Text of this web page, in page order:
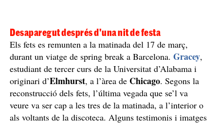
Desaparegut després d'una nit de festa
Els fets es remunten a la matinada del 17 de març,
durant un viatge de spring break a Barcelona. Gracey,
estudiant de tercer curs de la Universitat d’Alabama i
originari d’Elmhurst, a l’àrea de Chicago. Segons la
reconstrucció dels fets, l’última vegada que se’l va
veure va ser cap a les tres de la matinada, a l’interior o
als voltants de la discoteca. Alguns testimonis i imatges